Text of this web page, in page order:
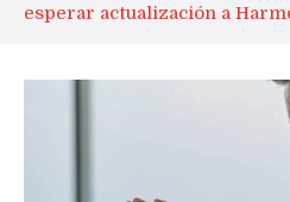
esperar actualización a